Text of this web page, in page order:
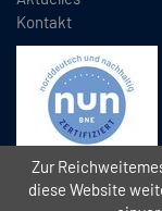
Kontakt
Zur
diese Website